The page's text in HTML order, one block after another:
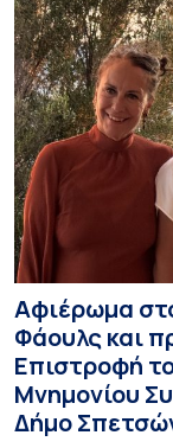
Αφιέρωμα
Φάουλς και
Επιστροφή
Μνημονίου
Δήμο